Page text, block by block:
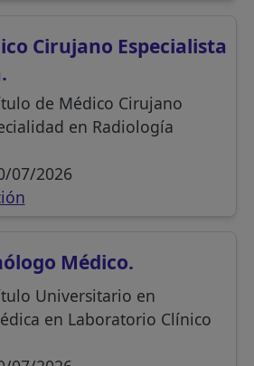
Cirujano Especialista
de Médico Cirujano
en Radiología
07/2026
Médico.
Universitario en
en Laboratorio Clínico